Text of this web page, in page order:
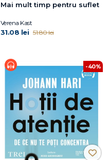
Mai mult timp pentru suflet
Verena Kast
31.08 lei 51.80 lei
-40%